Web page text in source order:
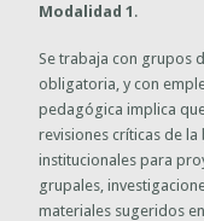
Modalidad 1 .
Se trabaja con grupos
obligatoria, y con
pedagógica implica
revisiones críticas de
institucionales para
grupales,
materiales sugeridos